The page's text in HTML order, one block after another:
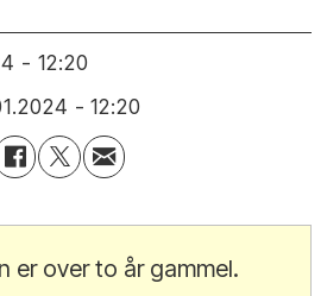
- 12:20
- 12:20
er over to år gammel.